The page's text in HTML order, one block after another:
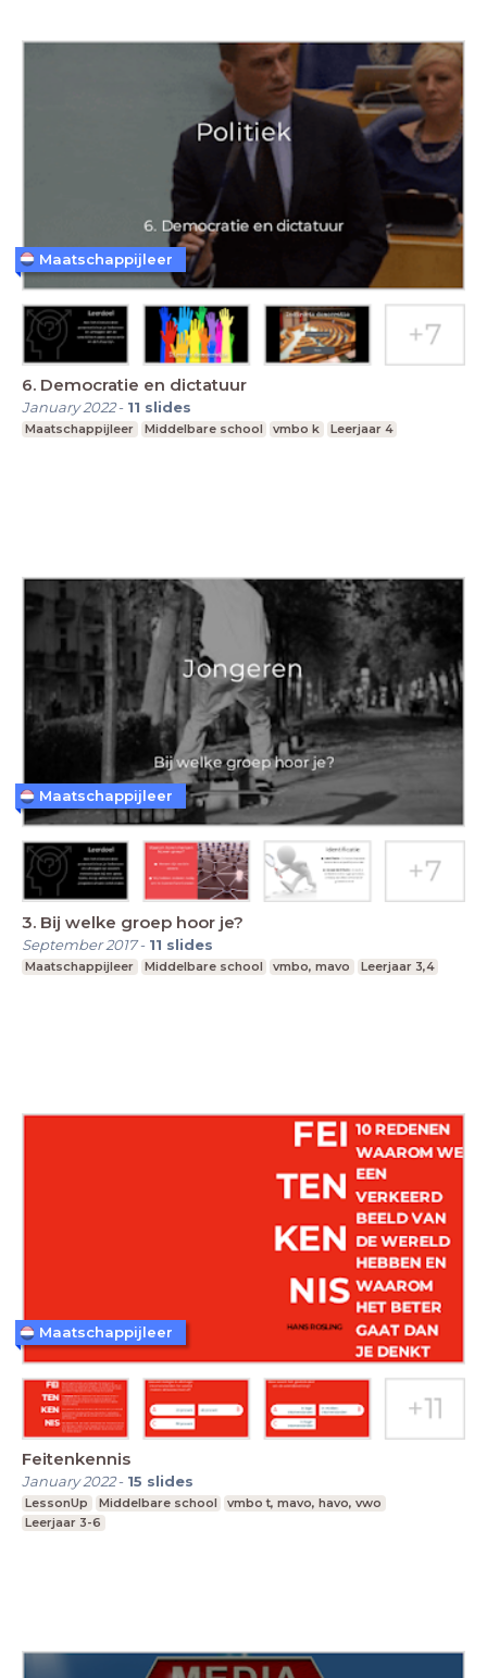
6. Democratie en dictatuur
January 2022- 11 slides
Maatschappijleer Middelbare school vmbo k Leerjaar 4
Maatschappijleer
3. Bij welke groep hoor je?
September 2017- 11 slides
Maatschappijleer Middelbare school vmbo, mavo Leerjaar 3,4
Maatschappijleer
Feitenkennis
January 2022- 15 slides
LessonUp Middelbare school
vmbo t, mavo, havo, vwo
Leerjaar 3-6
Maatschappijleer